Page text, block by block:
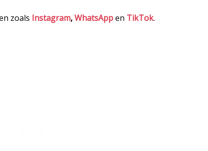
zoals Instagram,WhatsAppen TikTok.